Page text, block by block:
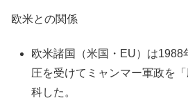
欧米との関係
欧米諸国（米国・EU）は1988
圧を受けてミャンマー軍政を
科した。​